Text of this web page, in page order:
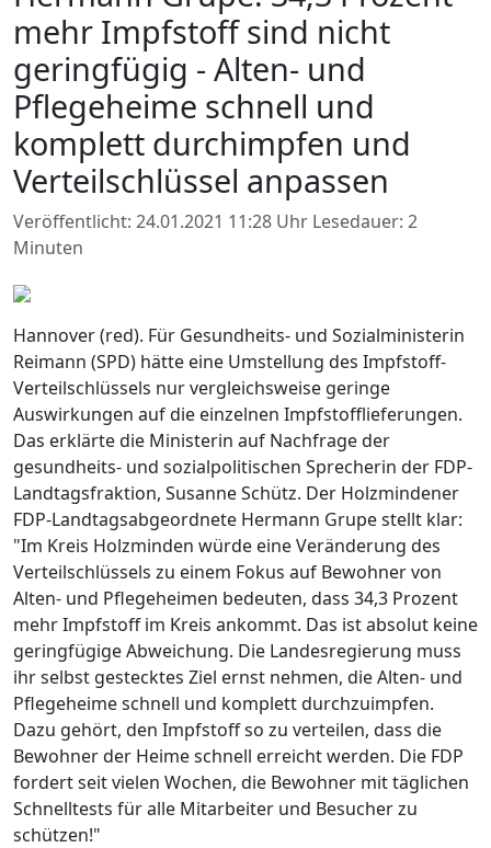
mehr Impfstoff sind nicht
geringfügig - Alten- und
Pflegeheime schnell und
komplett durchimpfen und
Verteilschlüssel anpassen
Veröffentlicht: 24.01.2021 11:28 Uhr Lesedauer: 2
Minuten
Hannover (red). Für Gesundheits- und Sozialministerin
Reimann (SPD) hätte eine Umstellung des Impfstoff-
Verteilschlüssels nur vergleichsweise geringe
Auswirkungen auf die einzelnen Impfstofflieferungen.
Das erklärte die Ministerin auf Nachfrage der
gesundheits- und sozialpolitischen Sprecherin der FDP-
Landtagsfraktion, Susanne Schütz. Der Holzmindener
FDP-Landtagsabgeordnete Hermann Grupe stellt klar:
"Im Kreis Holzminden würde eine Veränderung des
Verteilschlüssels zu einem Fokus auf Bewohner von
Alten- und Pflegeheimen bedeuten, dass 34,3 Prozent
mehr Impfstoff im Kreis ankommt. Das ist absolut keine
geringfügige Abweichung. Die Landesregierung muss
ihr selbst gestecktes Ziel ernst nehmen, die Alten- und
Pflegeheime schnell und komplett durchzuimpfen.
Dazu gehört, den Impfstoff so zu verteilen, dass die
Bewohner der Heime schnell erreicht werden. Die FDP
fordert seit vielen Wochen, die Bewohner mit täglichen
Schnelltests für alle Mitarbeiter und Besucher zu
schützen!"